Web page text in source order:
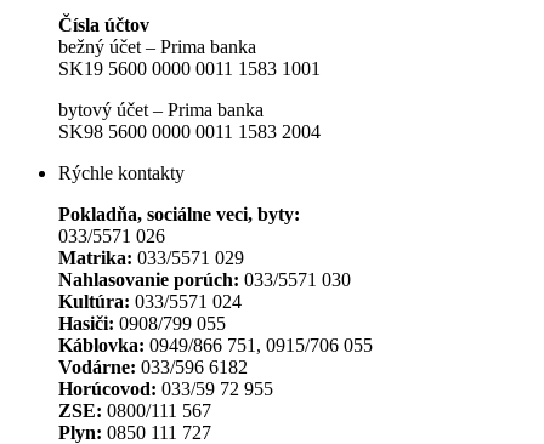
Čísla účtov
bežný účet – Prima banka
SK19 5600 0000 0011 1583 1001
bytový účet – Prima banka
SK98 5600 0000 0011 1583 2004
Rýchle kontakty
Pokladňa, sociálne veci, byty:
033/5571 026
Matrika: 033/5571 029
Nahlasovanie porúch: 033/5571 030
Kultúra: 033/5571 024
Hasiči: 0908/799 055
Káblovka: 0949/866 751, 0915/706 055
Vodárne: 033/596 6182
Horúcovod: 033/59 72 955
ZSE: 0800/111 567
Plyn: 0850 111 727